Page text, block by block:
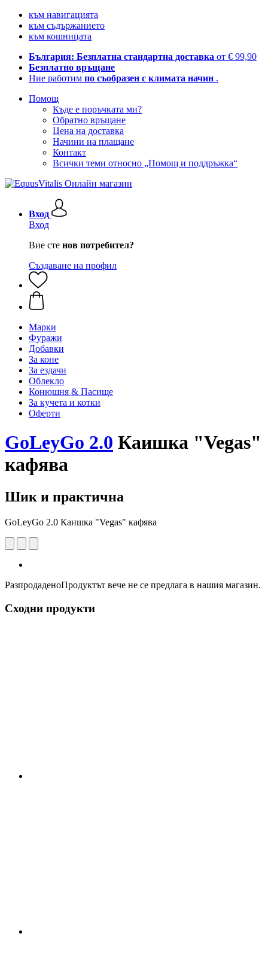
към навигацията
към съдържанието
към кошницата
България: Безплатна стандартна доставка от € 99,90
Безплатно връщане
Ние работим по съобразен с климата начин .
Помощ
Къде е поръчката ми?
Обратно връщане
Цена на доставка
Начини на плащане
Контакт
Всички теми относно „Помощ и поддръжка“
Вход
Вход
Вие сте нов потребител?
Създаване на профил
Марки
Фуражи
Добавки
За коне
За ездачи
Облекло
Конюшня & Пасище
За кучета и котки
Оферти
GoLeyGo 2.0 Каишка "Vegas"
кафява
Шик и практична
GoLeyGo 2.0 Каишка "Vegas" кафява
РазпродаденоПродуктът вече не се предлага в нашия магазин.
Сходни продукти